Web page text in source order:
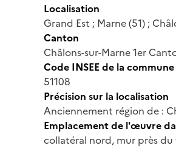
Localisation
Grand Est ; Marne (51) ;
Canton
Châlons-sur-Marne 1er
Code INSEE de la commune
51108
Précision sur la localisation
Anciennement région de :
Emplacement de l'œuvre
collatéral nord, mur près